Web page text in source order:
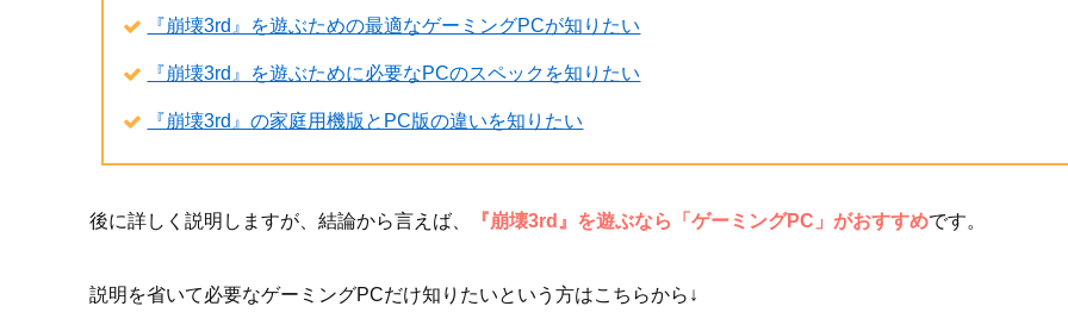
『崩壊3rd』を遊ぶための最適なゲーミングPCが知りたい
『崩壊3rd』を遊ぶために必要なPCのスペックを知りたい
『崩壊3rd』の家庭用機版とPC版の違いを知りたい
後に詳しく説明しますが、結論から言えば、 『崩壊3rd』を遊ぶなら「ゲーミングPC」がおすすめです。
説明を省いて必要なゲーミングPCだけ知りたいという方はこちらから↓